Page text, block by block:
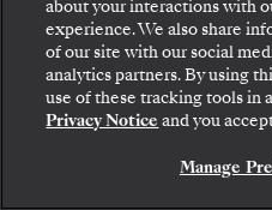
La Dame
Desfrute do melhor da
no La Dame, onde
sazonais e elegância
about your interactions with
experience. We also share
of our site with our social
analytics partners. By using
use of these tracking tools in
Privacy Notice and you
Manage